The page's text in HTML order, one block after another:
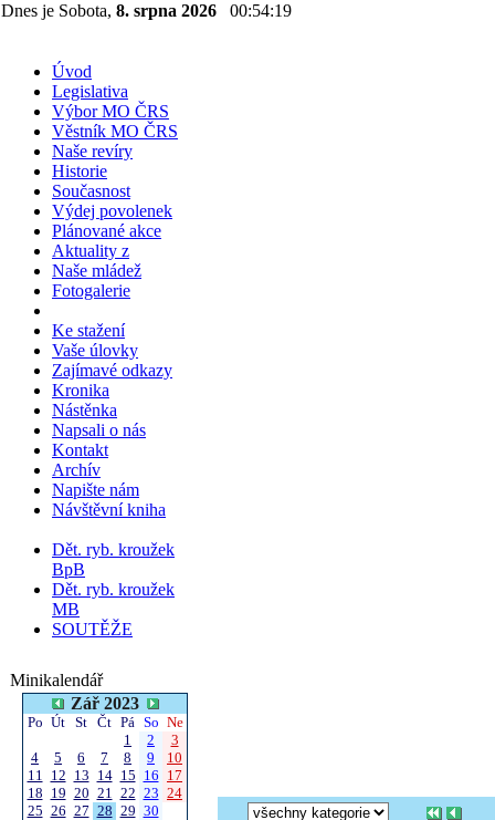
Dnes je Sobota, 8. srpna 2026 00:54:19
Úvod
Legislativa
Výbor MO ČRS
Věstník MO ČRS
Naše revíry
Historie
Současnost
Výdej povolenek
Plánované akce
Aktuality z
Naše mládež
Fotogalerie
Ke stažení
Vaše úlovky
Zajímavé odkazy
Kronika
Nástěnka
Napsali o nás
Kontakt
Archív
Napište nám
Návštěvní kniha
Dět. ryb. kroužek
BpB
Dět. ryb. kroužek
MB
SOUTĚŽE
Minikalendář
Zář 2023
Po Út St Čt Pá So Ne
1
2
3
4
5 6 7 8 9
10
11 12 13 14 15 16 17
18 19 20 21 22 23 24
25 26 27 28 29 30